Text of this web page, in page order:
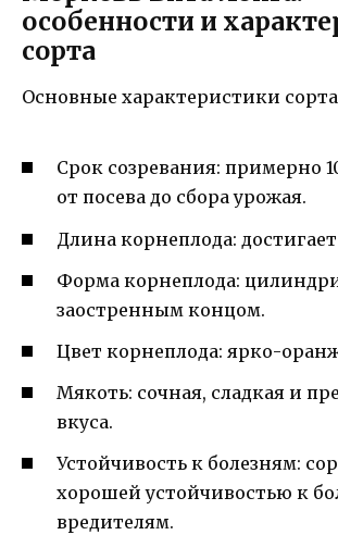
особенности и
сорта
Основные характеристики
Срок созревания: примерно
от посева до сбора урожая.
Длина корнеплода: достигает
Форма корнеплода:
заостренным концом.
Цвет корнеплода: ярко-
Мякоть: сочная, сладкая и
вкуса.
Устойчивость к болезням:
хорошей устойчивостью к
вредителям.